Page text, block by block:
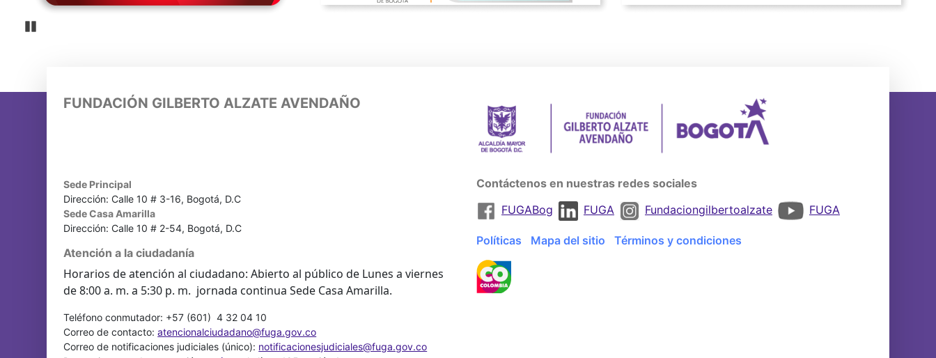
FUNDACIÓN GILBERTO ALZATE AVENDAÑO
Sede Principal
Dirección: Calle 10 # 3-16, Bogotá, D.C
Sede Casa Amarilla
Dirección: Calle 10 # 2-54, Bogotá, D.C
Atención a la ciudadanía
Horarios de atención al ciudadano: Abierto al público de Lunes a viernes
de 8:00 a. m. a 5:30 p. m. jornada continua Sede Casa Amarilla.
Teléfono conmutador: +57 (601) 4 32 04 10
Correo de contacto:atencionalciudadano@fuga.gov.co
Correo de notificaciones judiciales (único): notificacionesjudiciales@fuga.gov.co
Contáctenos en nuestras redes sociales
FUGABog
FUGA Fundaciongilbertoalzate FUGA
Políticas Mapa del sitio Términos y condiciones